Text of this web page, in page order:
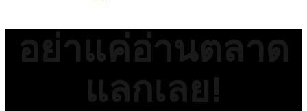
อย่าแค่อ่านตลาด
แลกเลย!